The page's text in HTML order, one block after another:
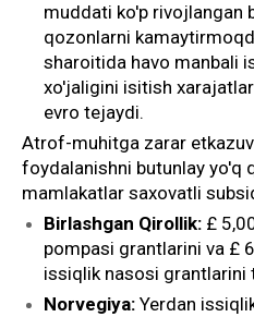
muddati ko'p rivojlangan
qozonlarni
sharoitida havo manbali
xo'jaligini isitish
evro tejaydi.
Atrof-muhitga zarar
foydalanishni butunlay yo'q
mamlakatlar saxovatli
Birlashgan Qirollik: £
pompasi grantlarini va £
issiqlik nasosi grantlarini
Norvegiya: Yerdan